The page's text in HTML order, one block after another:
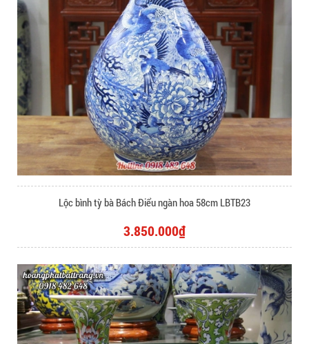
Lộc bình tỳ bà Bách Điểu ngàn hoa 58cm LBTB23
3.850.000₫